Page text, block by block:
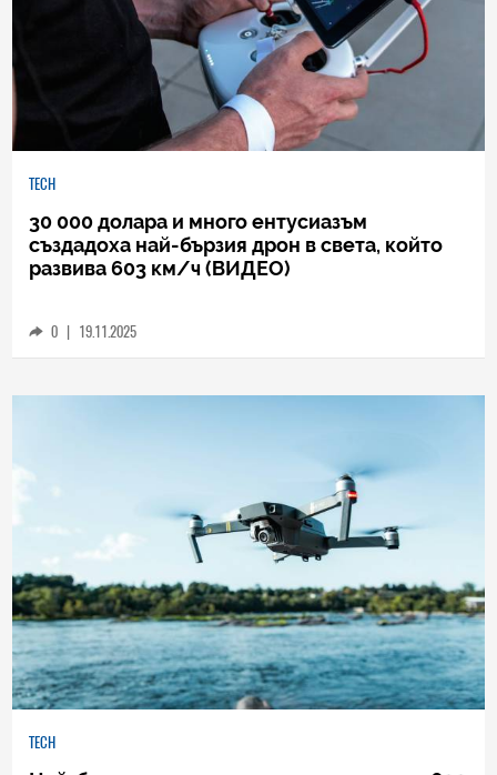
TECH
30 000 долара и много ентусиазъм
създадоха най-бързия дрон в света, който
развива 603 км/ч (ВИДЕО)
0 | 19.11.2025
TECH